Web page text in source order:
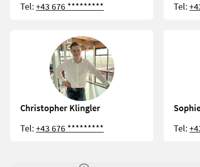
Tel:+43 676 *********
Tel:
Christopher Klingler
Tel:+43 676 *********
Tel: